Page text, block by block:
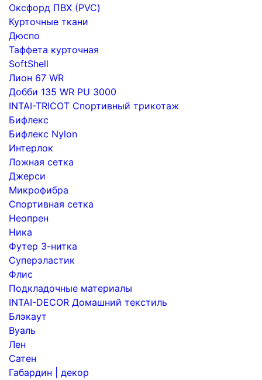
Оксфорд ПВХ (PVC)
Курточные ткани
Дюспо
Таффета курточная
SoftShell
Лион 67 WR
Добби 135 WR PU 3000
INTAI-TRICOT Спортивный трикотаж
Бифлекс
Бифлекс Nylon
Интерлок
Ложная сетка
Джерси
Микрофибра
Спортивная сетка
Неопрен
Ника
Футер 3-нитка
Суперэластик
Флис
Подкладочные материалы
INTAI-DECOR Домашний текстиль
Блэкаут
Вуаль
Лен
Сатен
Габардин | декор